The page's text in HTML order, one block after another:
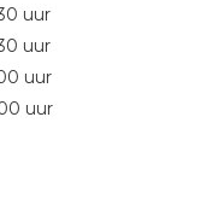
uur
uur
uur
uur